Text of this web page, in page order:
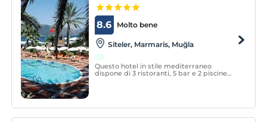
Molto bene
8.6
Siteler, Marmaris, Muğla
Questo hotel in stile mediterraneo
dispone di 3 ristoranti, 5 bar e 2 piscine